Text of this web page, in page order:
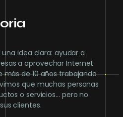
idea clara: ayudar a
a aprovechar Internet
más de 10 años trabajando
que muchas personas
o servicios… pero no
clientes.